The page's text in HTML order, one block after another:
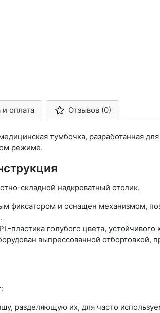
и оплата Отзывов (0)
тумбочка, разработанная
режиме.
складной надкроватный столик.
фиксатором и оснащен механизмом,
пластика голубого цвета,
выпрессованной
разделяющую их, для часто